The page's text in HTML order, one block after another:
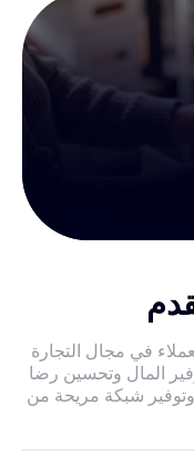
في مجال التجارة
المال وتحسين رضا
وتوفير شبكة مريحة من